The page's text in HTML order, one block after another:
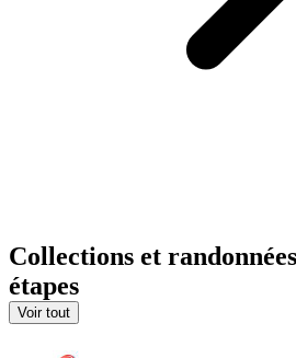
Collections et
étapes
Voir tout